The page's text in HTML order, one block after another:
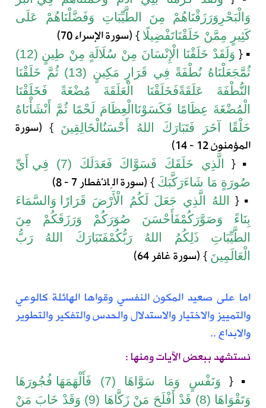
وَالْبَحْرِ وَرَزَقْنَاهُمْ مِنَ الطَّيِّبَاتِ وَفَضَّلْنَاهُمْ
عَلَى
كَثِيرٍ مِمَّنْ خَلَقْنَاتَفْضِيلًا } (سورةالإسراء
▪
{ وَلَقَدْ خَلَقْنَا الْإِنْسَانَ مِنْ سُلَالَةٍ مِنْ طِينٍ (12)
ثُمَّجَعَلْنَاهُ نُطْفَةً فِي قَرَارٍ مَكِينٍ (13) ثُمَّ خَلَقْنَا
النُّطْفَةَ
عَلَقَةًفَخَلَقْنَا الْعَلَقَةَ مُضْغَةً
فَخَلَقْنَا
الْمُضْغَةَ عِظَامًا فَكَسَوْنَا الْعِظَامَ لَحْمًا ثُمَّ
أَنْشَأْنَاهُ
خَلْقًا
آخَرَ فَتَبَارَكَ اللهُ أَحْسَنُالْخَالِقِينَ } (سورة
المؤمنون
▪
{ الَّذِي خَلَقَكَ فَسَوَّاكَ فَعَدَلَكَ (7) فِي أَيِّ
صُورَةٍ مَا شَاءَرَكَّبَكَ } (سورةالِانْفطار
▪
{ اللهُ الَّذِي جَعَلَ لَكُمُ الْأَرْضَ قَرَارًا
وَالسَّمَاءَ
بِنَاءً
وَصَوَّرَكُمْفَأَحْسَنَ صُوَرَكُمْ وَرَزَقَكُمْ
مِنَ
الطَّيِّبَاتِ
ذَلِكُمُ اللهُ رَبُّكُمْفَتَبَارَكَ اللهُ
رَبُّ
الْعَالَمِينَ } (سورةغافر
اما على صعيد المكونالنفسي وقواها الهائلة كالوعي
والتمييز والاختيار والاستدلال والحدس والتفكير والتطوير
والابداع ..
نستشهد ببعض الآيات ومنها :
▪
{ وَنَفْسٍ وَمَا سَوَّاهَا (7) فَأَلْهَمَهَا فُجُورَهَا
وَتَقْوَاهَا (8) قَدْ أَفْلَحَ مَنْ زَكَّاهَا (9) وَقَدْ خَابَ مَنْ